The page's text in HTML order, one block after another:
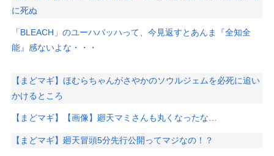
に死ぬ
「BLEACH」のユーハバッハって、今見返すとあんま『全知全
能』感ないよな・・・
【まどマギ】ほむらちゃんがさやかのソウルジェムを必死に追い
かけるところ
【まどマギ】【画像】廻天マミさんも丸くなったな…
【まどマギ】廻天冒頭5分先行公開ってマジなの！？